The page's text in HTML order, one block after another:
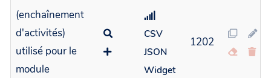
(enchaînement
d'activités)
utilisé pour le
module
CSV
JSON
Widget
1202